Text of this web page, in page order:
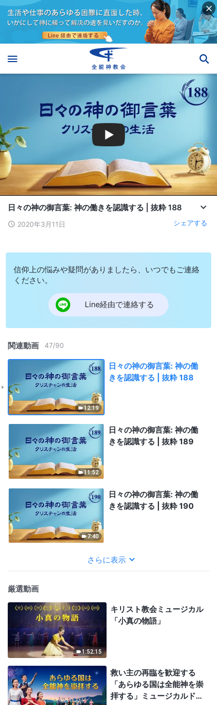
日々の神の御言葉: 神の働きを認識する | 抜粋 188
2020年3月11日 シェアする
信仰上の悩みや疑問がありましたら、いつでもご連絡
ください。
Line経由で連絡する
関連動画 47/90
12:19
日々の神の御言葉: 神の働
きを認識する | 抜粋 188
11:52
日々の神の御言葉: 神の働
きを認識する | 抜粋 189
7:40
日々の神の御言葉: 神の働
きを認識する | 抜粋 190
さらに表示
厳選動画
1:52:15
キリスト教会ミュージカル
「小真の物語」
救い主の再臨を歓迎する
「あらゆる国は全能神を崇
拝する」ミュージカルドラ